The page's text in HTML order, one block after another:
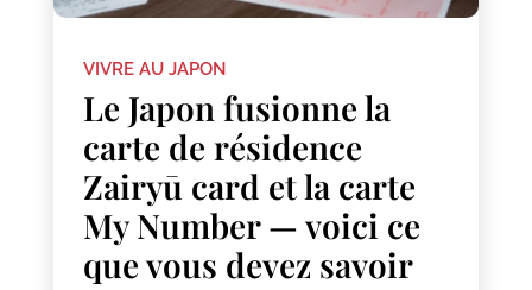
VIVRE AU JAPON
Le Japon fusionne la
carte de résidence
Zairyū card et la carte
My Number — voici ce
que vous devez savoir